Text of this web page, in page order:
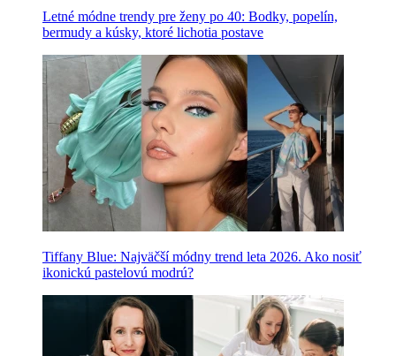
Letné módne trendy pre ženy po 40: Bodky, popelín,
bermudy a kúsky, ktoré lichotia postave
Tiffany Blue: Najväčší módny trend leta 2026. Ako nosiť
ikonickú pastelovú modrú?